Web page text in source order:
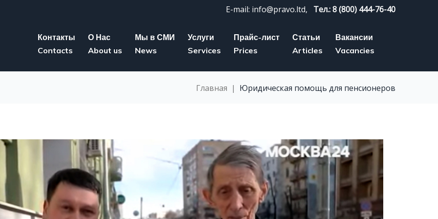
E-mail: info@pravo.ltd, Тел.: 8 (800) 444-76-40
Контакты
Contacts
О Нас
About us
Мы в СМИ
News
Услуги
Services
Прайс-лист
Prices
Статьи
Articles
Вакансии
Vacancies
Главная | Юридическая помощь для пенсионеров